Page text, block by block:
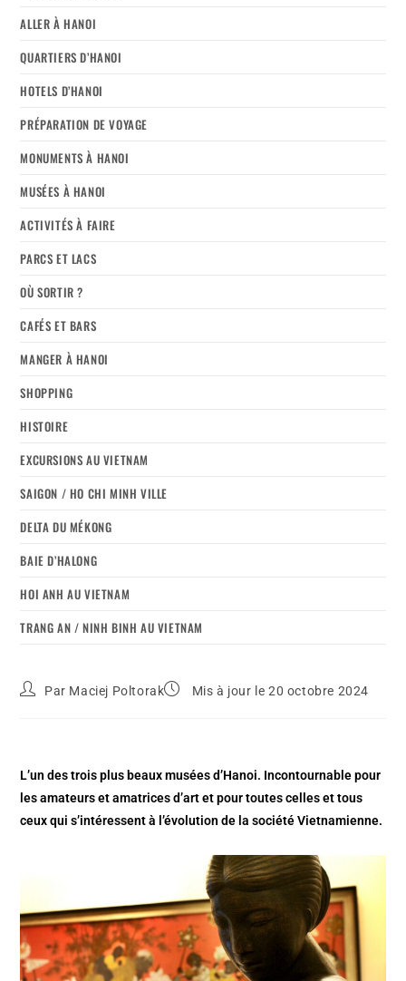
ALLER À HANOI
QUARTIERS D’HANOI
HOTELS D’HANOI
PRÉPARATION DE VOYAGE
MONUMENTS À HANOI
MUSÉES À HANOI
ACTIVITÉS À FAIRE
PARCS ET LACS
OÙ SORTIR ?
CAFÉS ET BARS
MANGER À HANOI
SHOPPING
HISTOIRE
EXCURSIONS AU VIETNAM
SAIGON / HO CHI MINH VILLE
DELTA DU MÉKONG
BAIE D’HALONG
HOI ANH AU VIETNAM
TRANG AN / NINH BINH AU VIETNAM
Par Maciej Poltorak Mis à jour le 20 octobre 2024
L’un des trois plus beaux musées d’Hanoi. Incontournable pour
les amateurs et amatrices d’art et pour toutes celles et tous
ceux qui s’intéressent à l’évolution de la société Vietnamienne.